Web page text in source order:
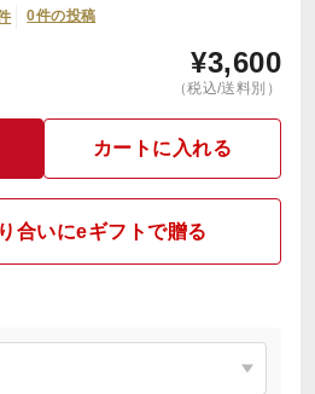
0件の投稿
¥3,600
（税込/送料別）
カートに入れる
合いにeギフトで贈る